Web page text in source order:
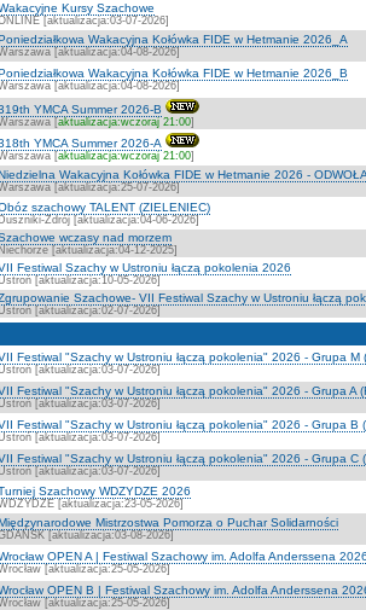
Kursy Szachowe
[aktualizacja:03-07-2026]
Wakacyjna Kołówka FIDE w Hetmanie 2026_A
[aktualizacja:04-08-2026]
Wakacyjna Kołówka FIDE w Hetmanie 2026_B
[aktualizacja:04-08-2026]
YMCA Summer 2026-B
[aktualizacja:wczoraj 21:00]
YMCA Summer 2026-A
[aktualizacja:wczoraj 21:00]
Wakacyjna Kołówka FIDE w Hetmanie 2026 -
[aktualizacja:25-07-2026]
szachowy TALENT (ZIELENIEC)
Duszniki-Zdrój [aktualizacja:04-06-2026]
wczasy nad morzem
Niechorze [aktualizacja:04-12-2025]
Festiwal Szachy w Ustroniu łączą pokolenia 2026
[aktualizacja:10-05-2026]
Szachowe- VII Festiwal Szachy w Ustroniu łączą
[aktualizacja:02-07-2026]
Festiwal "Szachy w Ustroniu łączą pokolenia" 2026 - Grupa M
[aktualizacja:03-07-2026]
Festiwal "Szachy w Ustroniu łączą pokolenia" 2026 - Grupa A
[aktualizacja:03-07-2026]
Festiwal "Szachy w Ustroniu łączą pokolenia" 2026 - Grupa B
[aktualizacja:03-07-2026]
Festiwal "Szachy w Ustroniu łączą pokolenia" 2026 - Grupa C
[aktualizacja:03-07-2026]
Szachowy WDZYDZE 2026
[aktualizacja:23-05-2026]
Mistrzostwa Pomorza o Puchar Solidarności
[aktualizacja:03-08-2026]
OPEN A | Festiwal Szachowy im. Adolfa Anderssena
[aktualizacja:25-05-2026]
OPEN B | Festiwal Szachowy im. Adolfa Anderssena
[aktualizacja:25-05-2026]